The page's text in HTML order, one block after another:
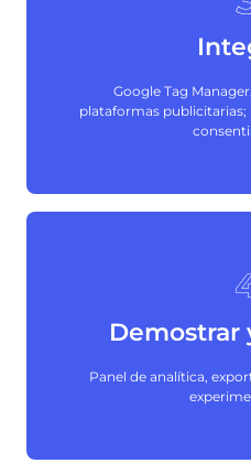
Google Tag
plataformas
Demostrar
Panel de analítica,